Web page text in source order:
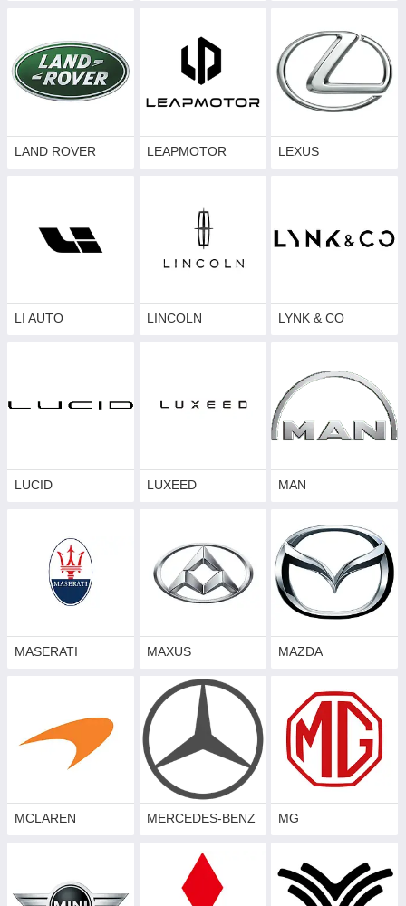
LAND ROVER LEAPMOTOR LEXUS
LI AUTO LINCOLN LYNK & CO
LUCID LUXEED MAN
MASERATI MAXUS MAZDA
MCLAREN MERCEDES-BENZ MG